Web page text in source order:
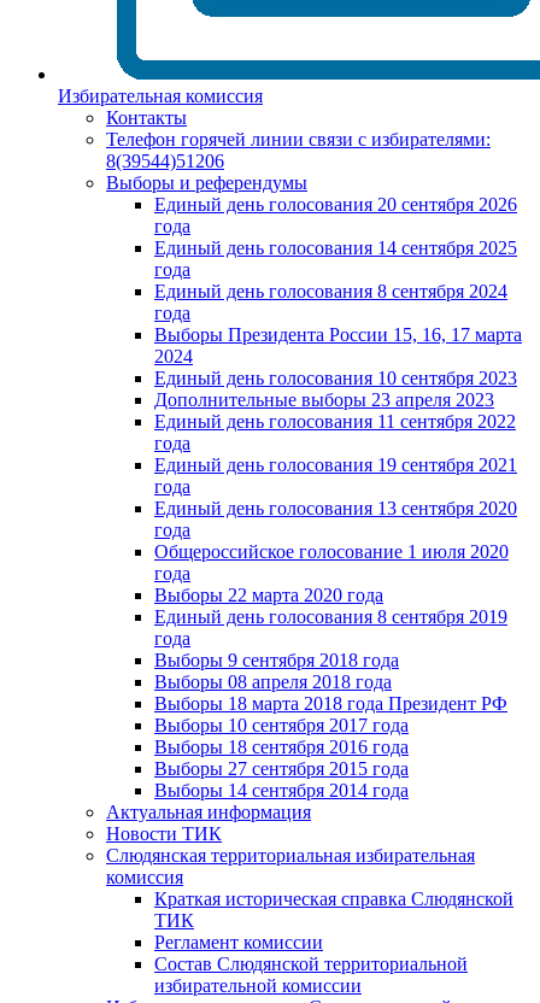
Избирательная комиссия
Контакты
Телефон горячей линии связи с избирателями:
8(39544)51206
Выборы и референдумы
Единый день голосования 20 сентября 2026
года
Единый день голосования 14 сентября 2025
года
Единый день голосования 8 сентября 2024
года
Выборы Президента России 15, 16, 17 марта
2024
Единый день голосования 10 сентября 2023
Дополнительные выборы 23 апреля 2023
Единый день голосования 11 сентября 2022
года
Единый день голосования 19 сентября 2021
года
Единый день голосования 13 сентября 2020
года
Общероссийское голосование 1 июля 2020
года
Выборы 22 марта 2020 года
Единый день голосования 8 сентября 2019
года
Выборы 9 сентября 2018 года
Выборы 08 апреля 2018 года
Выборы 18 марта 2018 года Президент РФ
Выборы 10 сентября 2017 года
Выборы 18 сентября 2016 года
Выборы 27 сентября 2015 года
Выборы 14 сентября 2014 года
Актуальная информация
Новости ТИК
Слюдянская территориальная избирательная
комиссия
Краткая историческая справка Слюдянской
ТИК
Регламент комиссии
Состав Слюдянской территориальной
избирательной комиссии